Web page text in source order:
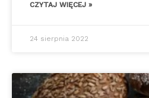
CZYTAJ WIĘCEJ »
24 sierpnia 2022